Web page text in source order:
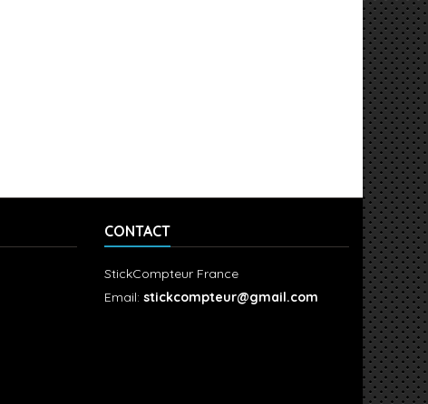
CONTACT
StickCompteur France
Email: stickcompteur@gmail.com